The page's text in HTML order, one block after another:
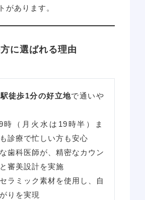
があります。
に選ばれる理由
徒歩1分の好立地で通いや
時（月火水は19時半）ま
診療で忙しい方も安心
歯科医師が、精密なカウン
審美設計を実施
ラミック素材を使用し、自
りを実現